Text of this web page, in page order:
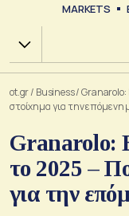
MARKETS
Χ.Α.
ot.gr/ Business/Granarolo:
στοίχημα για την επόμενη
Granarolo:
το 2025 –
για την